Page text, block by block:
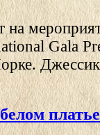
на
Gala
платье